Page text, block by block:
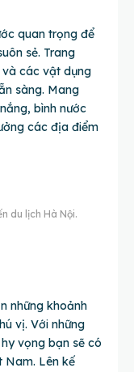
quan trọng để
sẻ. Trang
các vật dụng
sàng. Mang
bình nước
các địa điểm
du lịch Hà Nội.
những khoảnh
vị. Với những
vọng bạn sẽ có
Nam. Lên kế